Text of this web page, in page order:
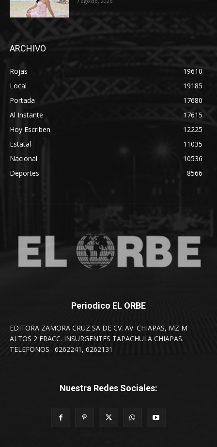
ARCHIVO
Rojas
19610
Local
19185
Portada
17680
Al Instante
17615
Hoy Escriben
12225
Estatal
11035
Nacional
10536
Deportes
8566
Periodico EL ORBE
EDITORA ZAMORA CRUZ SA DE CV. AV. CHIAPAS, MZ M
ALTOS 2 FRACC. INSURGENTES TAPACHULA CHIAPAS.
TELEFONOS . 6262241, 6262131
Nuestra Redes Sociales: